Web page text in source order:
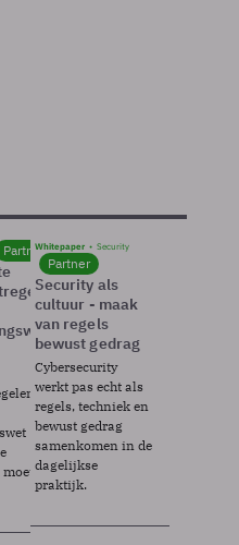
PartnerWhitepaper Security
Partner
Security als
cultuur - maak
van regels
bewust gedrag
Cybersecurity
werkt pas echt als
regels, techniek en
bewust gedrag
samenkomen in de
dagelijkse
praktijk.